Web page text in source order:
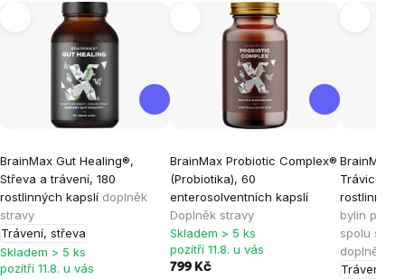
BrainMax Gut Healing®,
Střeva a trávení, 180
rostlinných kapslí doplněk
stravy
Trávení, střeva
Skladem > 5 ks
pozítří 11.8. u vás
BrainMax Probiotic Complex®
(Probiotika), 60
enterosolventních kapslí
Doplněk stravy
Skladem > 5 ks
pozítří 11.8. u vás
799 Kč
BrainMax
Trávicí
bylin pro
spolu s
doplněk
Trávení,